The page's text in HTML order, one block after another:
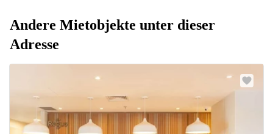
Andere Mietobjekte unter dieser
Adresse